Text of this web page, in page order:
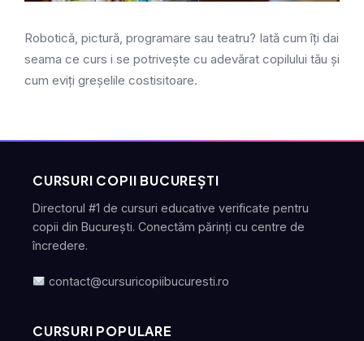
Robotică, pictură, programare sau teatru? Iată cum îți dai
seama ce curs i se potrivește cu adevărat copilului tău și
cum eviți greșelile costisitoare.
CURSURI COPII BUCUREȘTI
Directorul #1 de cursuri educative verificate pentru
copii din București. Conectăm părinți cu centre de
încredere.
contact@cursuricopiibucuresti.ro
CURSURI POPULARE